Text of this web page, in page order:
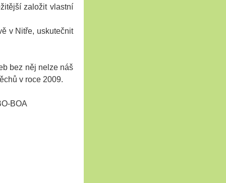
založit vlastní
v Nitře, uskutečnit
bez něj nelze náš
v roce 2009.